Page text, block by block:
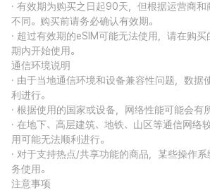
· 有效期为购买之日起90天，但根据运营商
不同。购买前请务必确认有效期。
· 超过有效期的eSIM可能无法使用，请在购
期内开始使用。
通信环境说明
· 由于当地通信环境和设备兼容性问题，数据
利进行。
· 根据使用的国家或设备，网络性能可能会有
· 在地下、高层建筑、地铁、山区等通信网络
用可能无法顺利进行。
· 对于支持热点/共享功能的商品，某些操作
务使用。
注意事项